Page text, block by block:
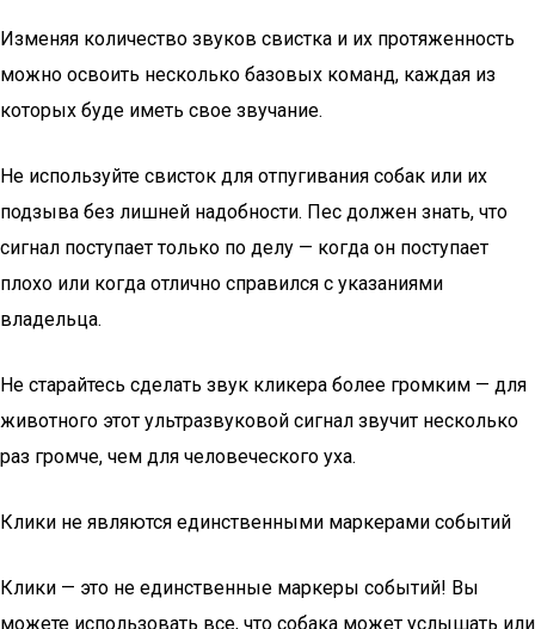
Изменяя количество звуков свистка и их протяженность
можно освоить несколько базовых команд, каждая из
которых буде иметь свое звучание.
Не используйте свисток для отпугивания собак или их
подзыва без лишней надобности. Пес должен знать, что
сигнал поступает только по делу — когда он поступает
плохо или когда отлично справился с указаниями
владельца.
Не старайтесь сделать звук кликера более громким — для
животного этот ультразвуковой сигнал звучит несколько
раз громче, чем для человеческого уха.
Клики не являются единственными маркерами событий
Клики — это не единственные маркеры событий! Вы
можете использовать все, что собака может услышать или